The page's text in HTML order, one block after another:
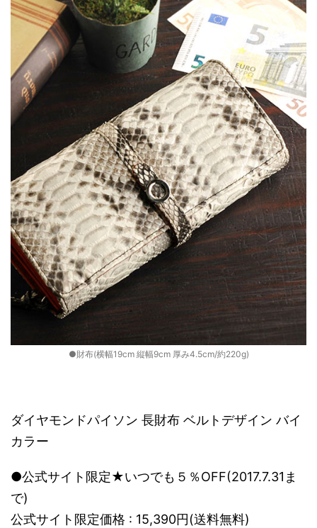
●財布(横幅19cm 縦幅9cm 厚み4.5cm/約220g)
ダイヤモンドパイソン 長財布 ベルトデザイン バイ
カラー
●公式サイト限定★いつでも５％OFF(2017.7.31ま
で)
公式サイト限定価格 : 15,390円(送料無料)